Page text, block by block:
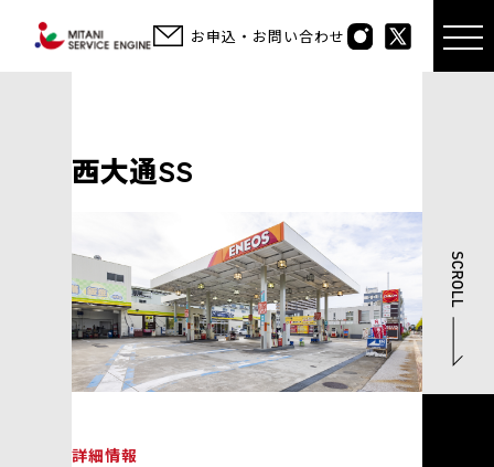
お申込・お問い合わせ
西大通SS
詳細情報